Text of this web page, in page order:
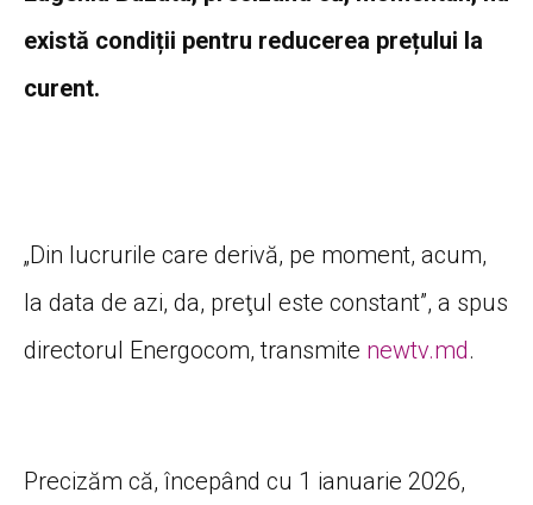
există condiții pentru reducerea prețului la
curent.
„Din lucrurile care derivă, pe moment, acum,
la data de azi, da, preţul este constant”, a spus
directorul Energocom, transmite newtv.md.
Precizăm că, începând cu 1 ianuarie 2026,